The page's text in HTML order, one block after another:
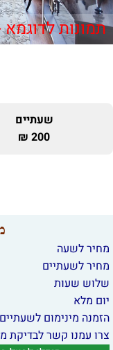
תמונות
שעתיים
200 ₪
מחיר לשעה
מחיר לשעתיים
שלוש שעות
יום מלא
הזמנה מינימום לשעתיים
צרו עמנו קשר לבדיקת